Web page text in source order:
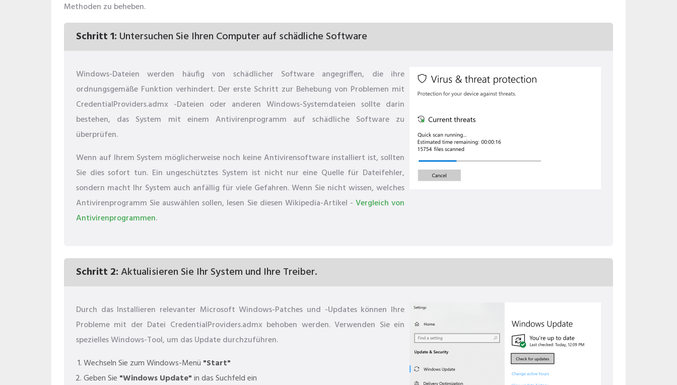
Methoden zu beheben.
Schritt 1: Untersuchen Sie Ihren Computer auf schädliche Software
Windows-Dateien werden häufig von schädlicher Software angegriffen, die ihre
ordnungsgemäße Funktion verhindert. Der erste Schritt zur Behebung von Problemen mit
CredentialProviders.admx -Dateien oder anderen Windows-Systemdateien sollte darin
bestehen, das System mit einem Antivirenprogramm auf schädliche Software zu
überprüfen.
Wenn auf Ihrem System möglicherweise noch keine Antivirensoftware installiert ist, sollten
Sie dies sofort tun. Ein ungeschütztes System ist nicht nur eine Quelle für Dateifehler,
sondern macht Ihr System auch anfällig für viele Gefahren. Wenn Sie nicht wissen, welches
Antivirenprogramm Sie auswählen sollen, lesen Sie diesen Wikipedia-Artikel - Vergleich von
Antivirenprogrammen.
Schritt 2:Aktualisieren Sie Ihr System und Ihre Treiber.
Durch das Installieren relevanter Microsoft Windows-Patches und -Updates können Ihre
Probleme mit der Datei CredentialProviders.admx behoben werden. Verwenden Sie ein
spezielles Windows-Tool, um das Update durchzuführen.
Wechseln Sie zum Windows-Menü "Start"
Geben Sie "Windows Update"in das Suchfeld ein